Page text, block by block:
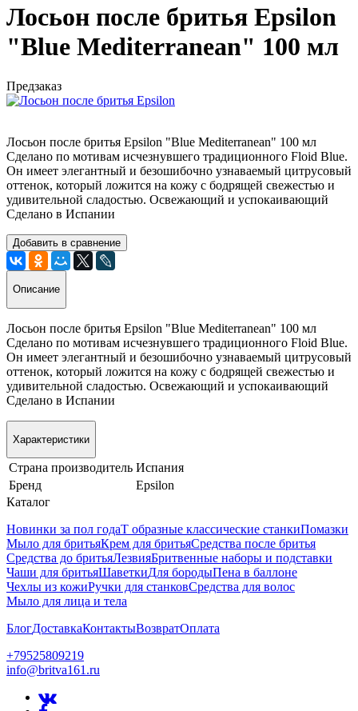
Лосьон после бритья Epsilon
"Blue Mediterranean" 100 мл
Предзаказ
Лосьон после бритья Epsilon "Blue Mediterranean" 100 мл
Сделано по мотивам исчезнувшего традиционного Floid Blue.
Он имеет элегантный и безошибочно узнаваемый цитрусовый
оттенок, который ложится на кожу с бодрящей свежестью и
удивительной сладостью. Освежающий и успокаивающий
Сделано в Испании
Добавить в сравнение
Описание
Лосьон после бритья Epsilon "Blue Mediterranean" 100 мл
Сделано по мотивам исчезнувшего традиционного Floid Blue.
Он имеет элегантный и безошибочно узнаваемый цитрусовый
оттенок, который ложится на кожу с бодрящей свежестью и
удивительной сладостью. Освежающий и успокаивающий
Сделано в Испании
Характеристики
Страна производитель Испания
Бренд
Epsilon
Каталог
Новинки за пол годаТ образные классические станкиПомазки
Мыло для бритьяКрем для бритьяСредства после бритья
Средства до бритьяЛезвияБритвенные наборы и подставки
Чаши для бритьяШаветкиДля бородыПена в баллоне
Чехлы из кожиРучки для станковСредства для волос
Мыло для лица и тела
БлогДоставкаКонтактыВозвратОплата
+79525809219
info@britva161.ru